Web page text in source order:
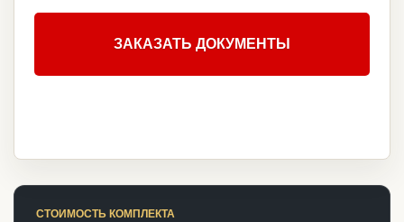
ЗАКАЗАТЬ ДОКУМЕНТЫ
СТОИМОСТЬ КОМПЛЕКТА